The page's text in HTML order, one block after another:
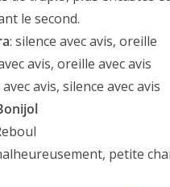
le second.
: silence avec avis, oreille
avis, oreille avec avis
avis, silence avec avis
petite
ACTUALITÉS TAURINES
Arles : au seuil
espérances.